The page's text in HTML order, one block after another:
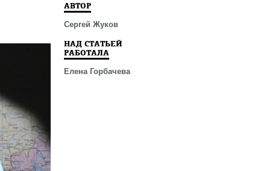
АВТОР
Сергей Жуков
НАД СТАТЬЕЙ
РАБОТАЛА
Елена Горбачева